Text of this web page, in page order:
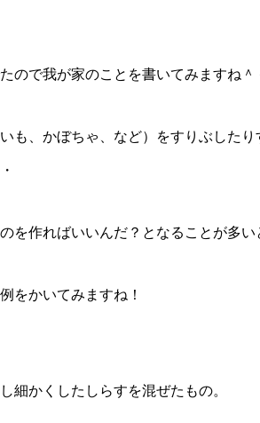
ので我が家のことを書いてみますね＾
も、かぼちゃ、など）をすりぶした
を作ればいいんだ？となることが多い
をかいてみますね！
細かくしたしらすを混ぜたもの。